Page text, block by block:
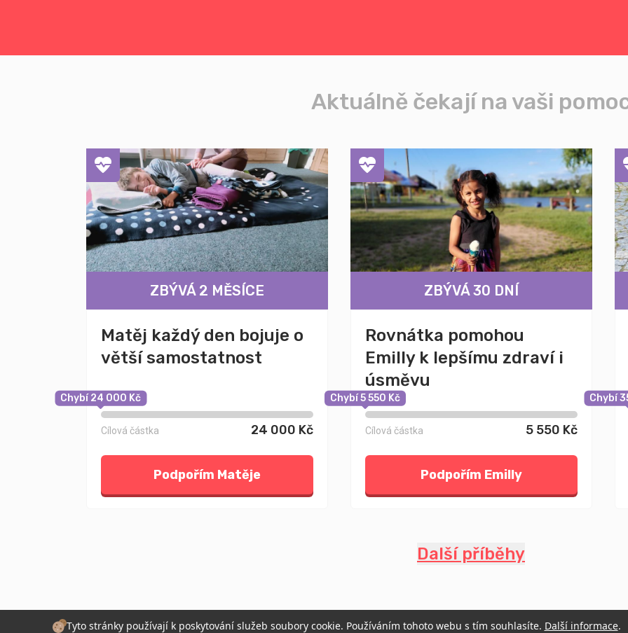
Aktuálně čekají na vaši
ZBÝVÁ 2 MĚSÍCE
Matěj každý den bojuje o
větší samostatnost
Chybí 24 000 Kč
Cílová částka 24 000 Kč
Podpořím Matěje
ZBÝVÁ 30 DNÍ
Rovnátka pomohou
Emilly k lepšímu zdraví i
úsměvu
Chybí 5 550 Kč
Cílová částka 5 550 Kč
Podpořím Emilly
Chybí
Další příběhy
Tyto stránky používají k poskytování služeb soubory cookie. Používáním tohoto webu s tím souhlasíte. Další informace.